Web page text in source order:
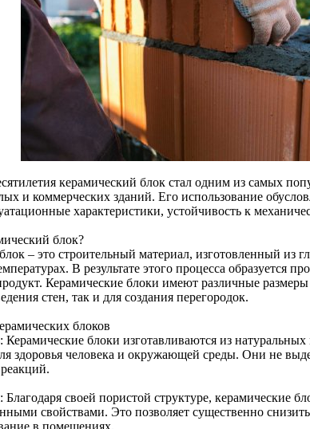
керамический блок стал одним из самых
и коммерческих зданий. Его использование
характеристики, устойчивость к
блок?
– это строительный материал, изготовленный из
В результате этого процесса образуется
Керамические блоки имеют различные
стен, так и для создания перегородок.
блоков
Керамические блоки изготавливаются из натуральных
здоровья человека и окружающей среды. Они не
Благодаря своей пористой структуре, керамические
свойствами. Это позволяет существенно
в помещениях.